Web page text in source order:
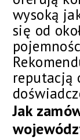
wysoką
się od
reputacją
Jak